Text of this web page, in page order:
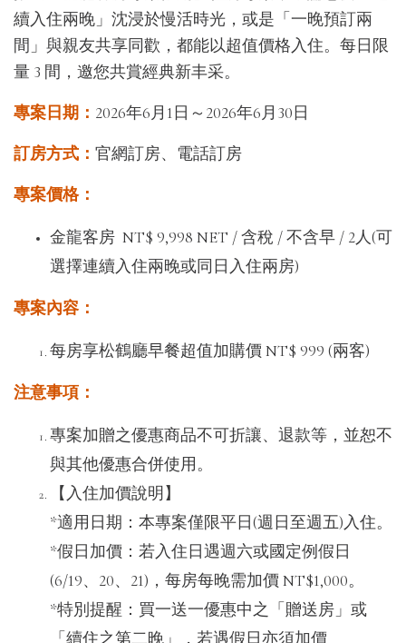
續入住兩晚」沈浸於慢活時光，或是「一晚預訂兩
間」 與親友共享同歡，都能以超值價格入住。每日限
量 3 間，邀您共賞經典新丰采。
專案日期： 2026年6月1日～2026年6月30日
訂房方式： 官網訂房、電話訂房
專案價格：
金龍客房 NT$ 9,998 NET / 含稅 / 不含早 / 2人(可
選擇連續入住兩晚或同日入住兩房)
專案內容：
每房享松鶴廳早餐超值加購價 NT$ 999 (兩客)
注意事項：
專案加贈之優惠商品不可折讓、退款等，並恕不
與其他優惠合併使用。
【入住加價說明】
*適用日期：本專案僅限平日(週日至週五)入住。
*假日加價：若入住日遇週六或國定例假日
(6/19、20、21)，每房每晚需加價 NT$1,000。
*特別提醒：買一送一優惠中之「贈送房」或
「續住之第二晚」，若遇假日亦須加價